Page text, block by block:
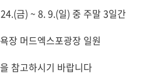
금) ~ 8. 9.(일) 중 주말 3일간
장 머드엑스포광장 일원
참고하시기 바랍니다